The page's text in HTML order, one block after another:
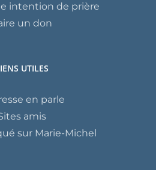
intention de prière
un don
UTILES
en parle
amis
sur Marie-Michel